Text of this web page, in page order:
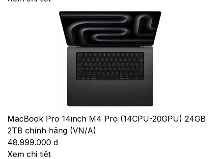
MacBook Pro 14inch M4 Pro (14CPU-20GPU) 24GB
2TB chính hãng (VN/A)
48.999.000 đ
Xem chi tiết